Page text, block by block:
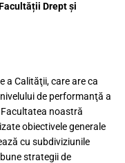
Drept și
a Calităţii, care are ca
de performanţă a
noastră
obiectivele generale
cu subdiviziunile
strategii de